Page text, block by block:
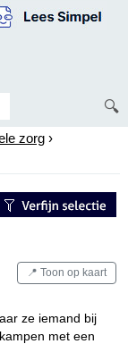
🔍
zorg ›
📍 Toon op kaart
ze iemand bij
met een